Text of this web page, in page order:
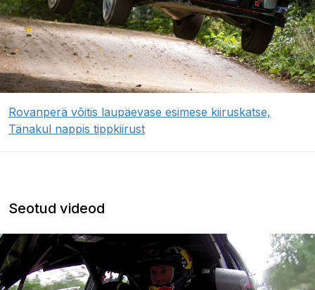
Rovanperä võitis laupäevase esimese kiiruskatse,
Tänakul nappis tippkiirust
Seotud videod